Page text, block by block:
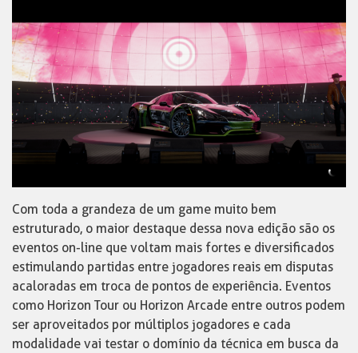
Com toda a grandeza de um game muito bem
estruturado, o maior destaque dessa nova edição são os
eventos on-line que voltam mais fortes e diversificados
estimulando partidas entre jogadores reais em disputas
acaloradas em troca de pontos de experiência. Eventos
como Horizon Tour ou Horizon Arcade entre outros podem
ser aproveitados por múltiplos jogadores e cada
modalidade vai testar o domínio da técnica em busca da